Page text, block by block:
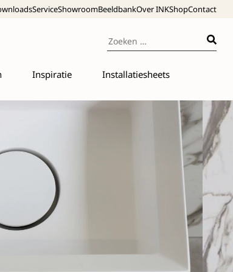
ServiceShowroomBeeldbankOver INKShopContact
Inspiratie Installatiesheets
fonteintje ideaal geschikt voor de
kraangat en altijd geleverd met
het fontein. Met het los te verkrijgen
helemaal af.